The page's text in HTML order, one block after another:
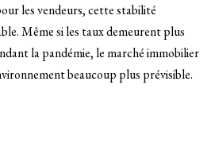
les vendeurs, cette stabilité
Même si les taux demeurent plus
la pandémie, le marché immobilier
beaucoup plus prévisible.